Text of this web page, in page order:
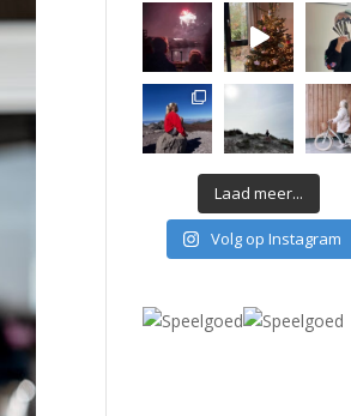
Laad meer...
Volg op Instagram